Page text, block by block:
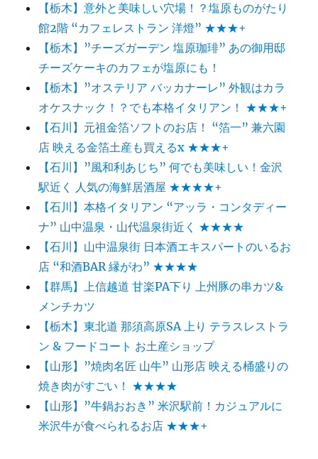
【栃木】意外と美味しい穴場！？塩原ものがたり
館2階 “カフェレストラン 洋燈” ★★★+
【栃木】”チーズガーデン 塩原珈琲” あの御用邸
チーズケーキのカフェが塩原にも！
【栃木】”オステリア バッカナーレ” 外観はカラ
オケスナック！？でも本格イタリアン！ ★★★+
【石川】元祖金箔ソフトのお店！ “箔一” 兼六園
店 映える金箔土産も買えるx ★★★+
【石川】”風和利あじち” 何でも美味しい！金沢
駅近く 人気の海鮮居酒屋 ★★★★+
【石川】本格イタリアン “アッラ・コンタディー
ナ” 山中温泉・山代温泉街近く ★★★★
【石川】山中温泉街 日本酒エキスパートのいるお
店 “和酒BAR 縁がわ” ★★★★
【群馬】上信越道 甘楽PA下り 上州豚の串カツ&
メンチカツ
【栃木】東北道 那須高原SA 上り テラスレストラ
ン & フードコート お土産ショップ
【山形】”焼肉名匠 山牛” 山形店 映える桶盛りの
焼き肉がすごい！ ★★★★
【山形】”牛鍋おおき” 米沢駅前！カジュアルに
米沢牛が食べられるお店 ★★★+